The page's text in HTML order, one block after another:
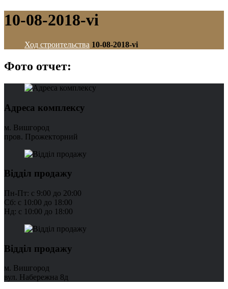
10-08-2018-vi
Ход строительства 10-08-2018-vi
Фото отчет:
Адреса комплексу
м. Вишгород
пров. Прожекторний
Відділ продажу
Пн-Пт: с 9:00 до 20:00
Сб: с 10:00 до 18:00
Нд: с 10:00 до 18:00
Відділ продажу
м. Вишгород
вул. Набережна 8д